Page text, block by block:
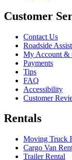
Customer
Contact Us
Roadside
My Account &
Payments
Tips
FAQ
Accessibility
Customer
Rentals
Moving Truck
Cargo Van
Trailer Rental